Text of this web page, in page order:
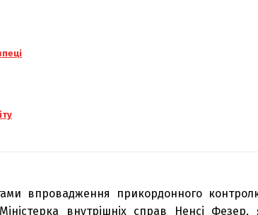
впровадження прикордонного
внутрішніх справ Ненсі